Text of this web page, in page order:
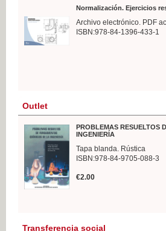
Normalización. Ejercicios
Archivo electrónico. PDF
ISBN:978-84-1396-433-1
Outlet
PROBLEMAS RESUELTOS
INGENIERÍA
Tapa blanda. Rústica
ISBN:978-84-9705-088-3
€2.00
Transferencia social